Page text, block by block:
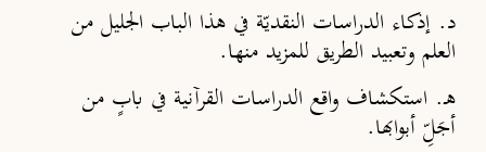
د. إذكاء الدراسات النقديّة في هذا الباب الجليل من
العلم وتعبيد الطريق للمزيد منها.
هـ. استكشاف واقع الدراسات القرآنية في بابٍ من
أجَلِّ أبوابها.